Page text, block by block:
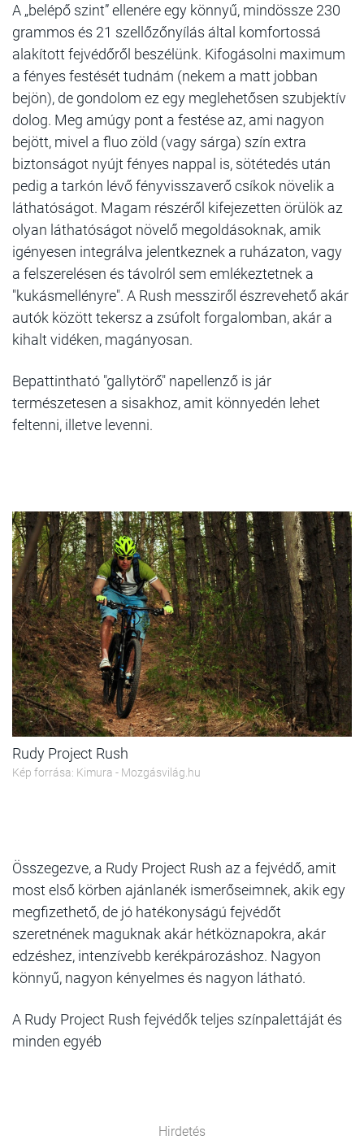
A „belépő szint” ellenére egy könnyű, mindössze 230
grammos és 21 szellőzőnyílás által komfortossá
alakított fejvédőről beszélünk. Kifogásolni maximum
a fényes festését tudnám (nekem a matt jobban
bejön), de gondolom ez egy meglehetősen szubjektív
dolog. Meg amúgy pont a festése az, ami nagyon
bejött, mivel a fluo zöld (vagy sárga) szín extra
biztonságot nyújt fényes nappal is, sötétedés után
pedig a tarkón lévő fényvisszaverő csíkok növelik a
láthatóságot. Magam részéről kifejezetten örülök az
olyan láthatóságot növelő megoldásoknak, amik
igényesen integrálva jelentkeznek a ruházaton, vagy
a felszerelésen és távolról sem emlékeztetnek a
"kukásmellényre". A Rush messziről észrevehető akár
autók között tekersz a zsúfolt forgalomban, akár a
kihalt vidéken, magányosan.
Bepattintható "gallytörő" napellenző is jár
természetesen a sisakhoz, amit könnyedén lehet
feltenni, illetve levenni.
Rudy Project Rush
Kép forrása: Kimura - Mozgásvilág.hu
Összegezve, a Rudy Project Rush az a fejvédő, amit
most első körben ajánlanék ismerőseimnek, akik egy
megfizethető, de jó hatékonyságú fejvédőt
szeretnének maguknak akár hétköznapokra, akár
edzéshez, intenzívebb kerékpározáshoz. Nagyon
könnyű, nagyon kényelmes és nagyon látható.
A Rudy Project Rush fejvédők teljes színpalettáját és
minden egyéb
Hirdetés